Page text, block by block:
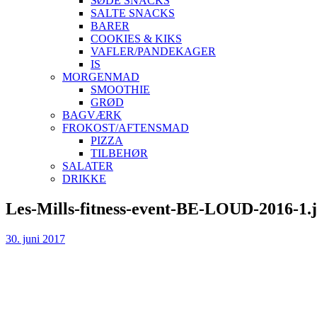
SALTE SNACKS
BARER
COOKIES & KIKS
VAFLER/PANDEKAGER
IS
MORGENMAD
SMOOTHIE
GRØD
BAGVÆRK
FROKOST/AFTENSMAD
PIZZA
TILBEHØR
SALATER
DRIKKE
Skip
to
Les-Mills-fitness-event-BE-LOUD-2016-
30. juni 2017